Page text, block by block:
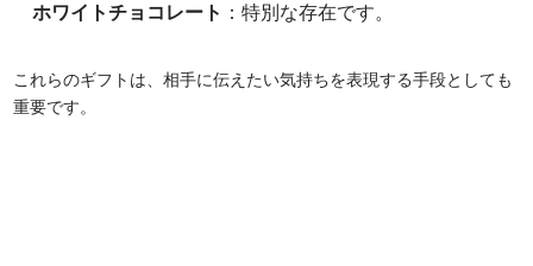
ホワイトチョコレート ：特別な存在です。
これらのギフトは、相手に伝えたい気持ちを表現する手段としても
重要です。